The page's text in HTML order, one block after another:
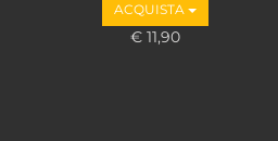
ACQUISTA
€ 11,90